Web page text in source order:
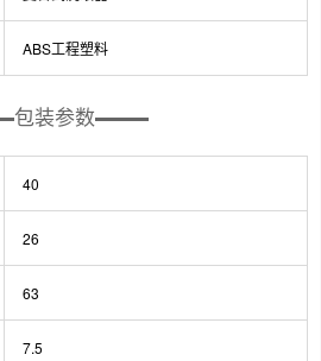
ABS工程塑料
包装参数
40
26
63
7.5